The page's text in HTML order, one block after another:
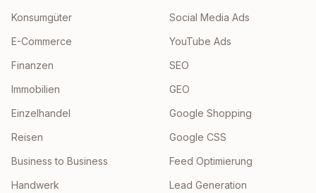
Konsumgüter
E-Commerce
Finanzen
Immobilien
Einzelhandel
Reisen
Business to Business
Handwerk
Social Media Ads
YouTube Ads
SEO
GEO
Google Shopping
Google CSS
Feed Optimierung
Lead Generation